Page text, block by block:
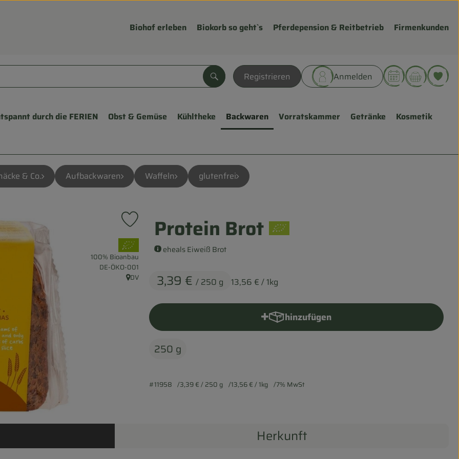
Biohof erleben Biokorb so geht`s Pferdepension & Reitbetrieb Firmenkunden
Registrieren Anmelden
Suchen
durch die FERIEN Obst & Gemüse Kühltheke Backwaren Vorratskammer Getränke Kosmetik
& Co. Aufbackwaren Waffeln glutenfrei
Protein Brot
eheals Eiweiß Brot
3,39 € / 250 g 13,56 € / 1kg
Produkt zu Favouriten hinzufügen
, Verband:
100% Bioanbau
, Kontrollstelle:
DE-ÖKO-001
, Herkunft:
DV
hinzufügen
Produkt zum Warenkorb hinzufügen
250 g
#11958 3,39 €/ 250 g 13,56 €/ 1kg 7% MwSt
Herkunft